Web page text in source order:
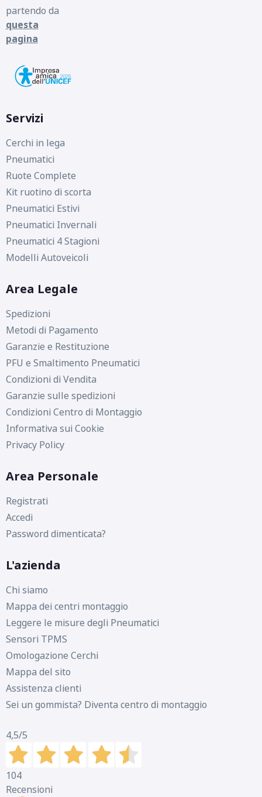
partendo da
questa
pagina
Servizi
Cerchi in lega
Pneumatici
Ruote Complete
Kit ruotino di scorta
Pneumatici Estivi
Pneumatici Invernali
Pneumatici 4 Stagioni
Modelli Autoveicoli
Area Legale
Spedizioni
Metodi di Pagamento
Garanzie e Restituzione
PFU e Smaltimento Pneumatici
Condizioni di Vendita
Garanzie sulle spedizioni
Condizioni Centro di Montaggio
Informativa sui Cookie
Privacy Policy
Area Personale
Registrati
Accedi
Password dimenticata?
L'azienda
Chi siamo
Mappa dei centri montaggio
Leggere le misure degli Pneumatici
Sensori TPMS
Omologazione Cerchi
Mappa del sito
Assistenza clienti
Sei un gommista? Diventa centro di montaggio
4,5/5
104
Recensioni